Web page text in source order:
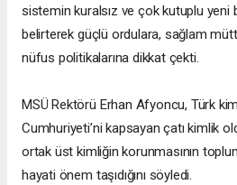
sistemin kuralsız ve çok kutuplu yeni
belirterek güçlü ordulara, sağlam
nüfus politikalarına dikkat çekti.
MSÜ Rektörü Erhan Afyoncu, Türk
Cumhuriyeti’ni kapsayan çatı kimlik
ortak üst kimliğin korunmasının
hayati önem taşıdığını söyledi.